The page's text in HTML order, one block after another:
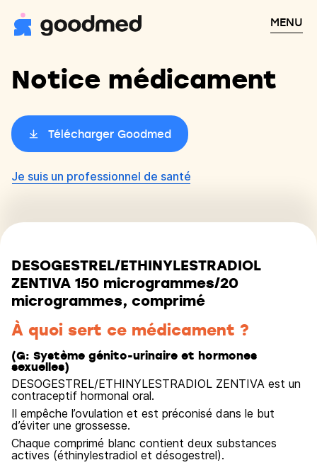
MENU
Notice médicament
Télécharger Goodmed
Je suis un professionnel de santé
DESOGESTREL/ETHINYLESTRADIOL
ZENTIVA 150 microgrammes/20
microgrammes, comprimé
À quoi sert ce médicament ?
(G: Système génito-urinaire et hormones
sexuelles)
DESOGESTREL/ETHINYLESTRADIOL ZENTIVA est un
contraceptif hormonal oral.
Il empêche l’ovulation et est préconisé dans le but
d’éviter une grossesse.
Chaque comprimé blanc contient deux substances
actives (éthinylestradiol et désogestrel).